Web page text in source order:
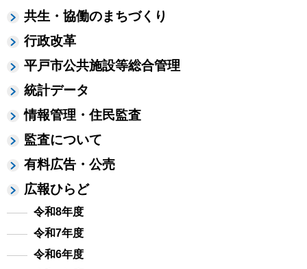
共生・協働のまちづくり
行政改革
平戸市公共施設等総合管理
統計データ
情報管理・住民監査
監査について
有料広告・公売
広報ひらど
令和8年度
令和7年度
令和6年度